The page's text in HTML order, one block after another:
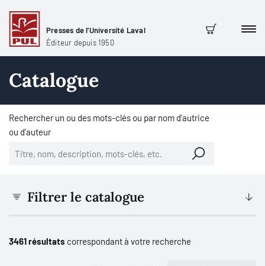
Presses de l'Université Laval
Éditeur depuis 1950
Panier
Catalogue
Rechercher un ou des mots-clés ou par nom d'autrice
ou d'auteur
Filtrer le catalogue
3461 résultats correspondant à votre recherche